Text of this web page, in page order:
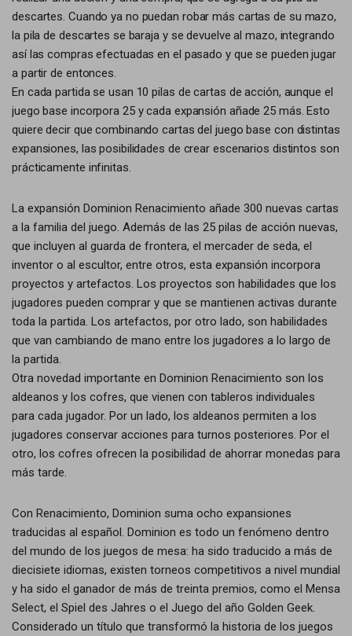
descartes. Cuando ya no puedan robar más cartas de su mazo,
la pila de descartes se baraja y se devuelve al mazo, integrando
así las compras efectuadas en el pasado y que se pueden jugar
a partir de entonces.
En cada partida se usan 10 pilas de cartas de acción, aunque el
juego base incorpora 25 y cada expansión añade 25 más. Esto
quiere decir que combinando cartas del juego base con distintas
expansiones, las posibilidades de crear escenarios distintos son
prácticamente infinitas.
La expansión Dominion Renacimiento añade 300 nuevas cartas
a la familia del juego. Además de las 25 pilas de acción nuevas,
que incluyen al guarda de frontera, el mercader de seda, el
inventor o al escultor, entre otros, esta expansión incorpora
proyectos y artefactos. Los proyectos son habilidades que los
jugadores pueden comprar y que se mantienen activas durante
toda la partida. Los artefactos, por otro lado, son habilidades
que van cambiando de mano entre los jugadores a lo largo de
la partida.
Otra novedad importante en Dominion Renacimiento son los
aldeanos y los cofres, que vienen con tableros individuales
para cada jugador. Por un lado, los aldeanos permiten a los
jugadores conservar acciones para turnos posteriores. Por el
otro, los cofres ofrecen la posibilidad de ahorrar monedas para
más tarde.
Con Renacimiento, Dominion suma ocho expansiones
traducidas al español. Dominion es todo un fenómeno dentro
del mundo de los juegos de mesa: ha sido traducido a más de
diecisiete idiomas, existen torneos competitivos a nivel mundial
y ha sido el ganador de más de treinta premios, como el Mensa
Select, el Spiel des Jahres o el Juego del año Golden Geek.
Considerado un título que transformó la historia de los juegos